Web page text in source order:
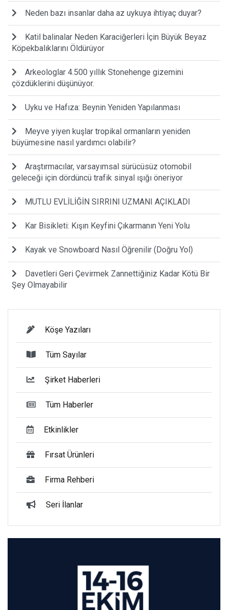
Neden bazı insanlar daha az uykuya ihtiyaç duyar?
Katil balinalar Neden Karaciğerleri İçin Büyük Beyaz
Köpekbalıklarını Öldürüyor
Arkeologlar 4.500 yıllık Stonehenge gizemini
çözdüklerini düşünüyor.
Uyku ve Hafıza: Beynin Yeniden Yapılanması
Meyve yiyen kuşlar tropikal ormanların yeniden
büyümesine nasıl yardımcı olabilir?
Araştırmacılar, varsayımsal sürücüsüz otomobil
geleceği için dördüncü trafik sinyal ışığı öneriyor
MUTLU EVLİLİĞİN SIRRINI UZMANI AÇIKLADI
Kar Bisikleti: Kışın Keyfini Çıkarmanın Yeni Yolu
Kayak ve Snowboard Nasıl Öğrenilir (Doğru Yol)
Davetleri Geri Çevirmek Zannettiğiniz Kadar Kötü Bir
Şey Olmayabilir
Köşe Yazıları
Tüm Sayılar
Şirket Haberleri
Tüm Haberler
Etkinlikler
Fırsat Ürünleri
Firma Rehberi
Seri İlanlar